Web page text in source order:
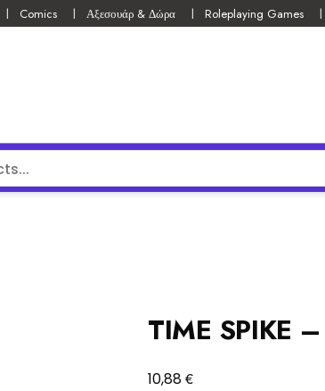
Comics Αξεσουάρ & Δώρα Roleplaying Games
TIME SPIKE
10,88€